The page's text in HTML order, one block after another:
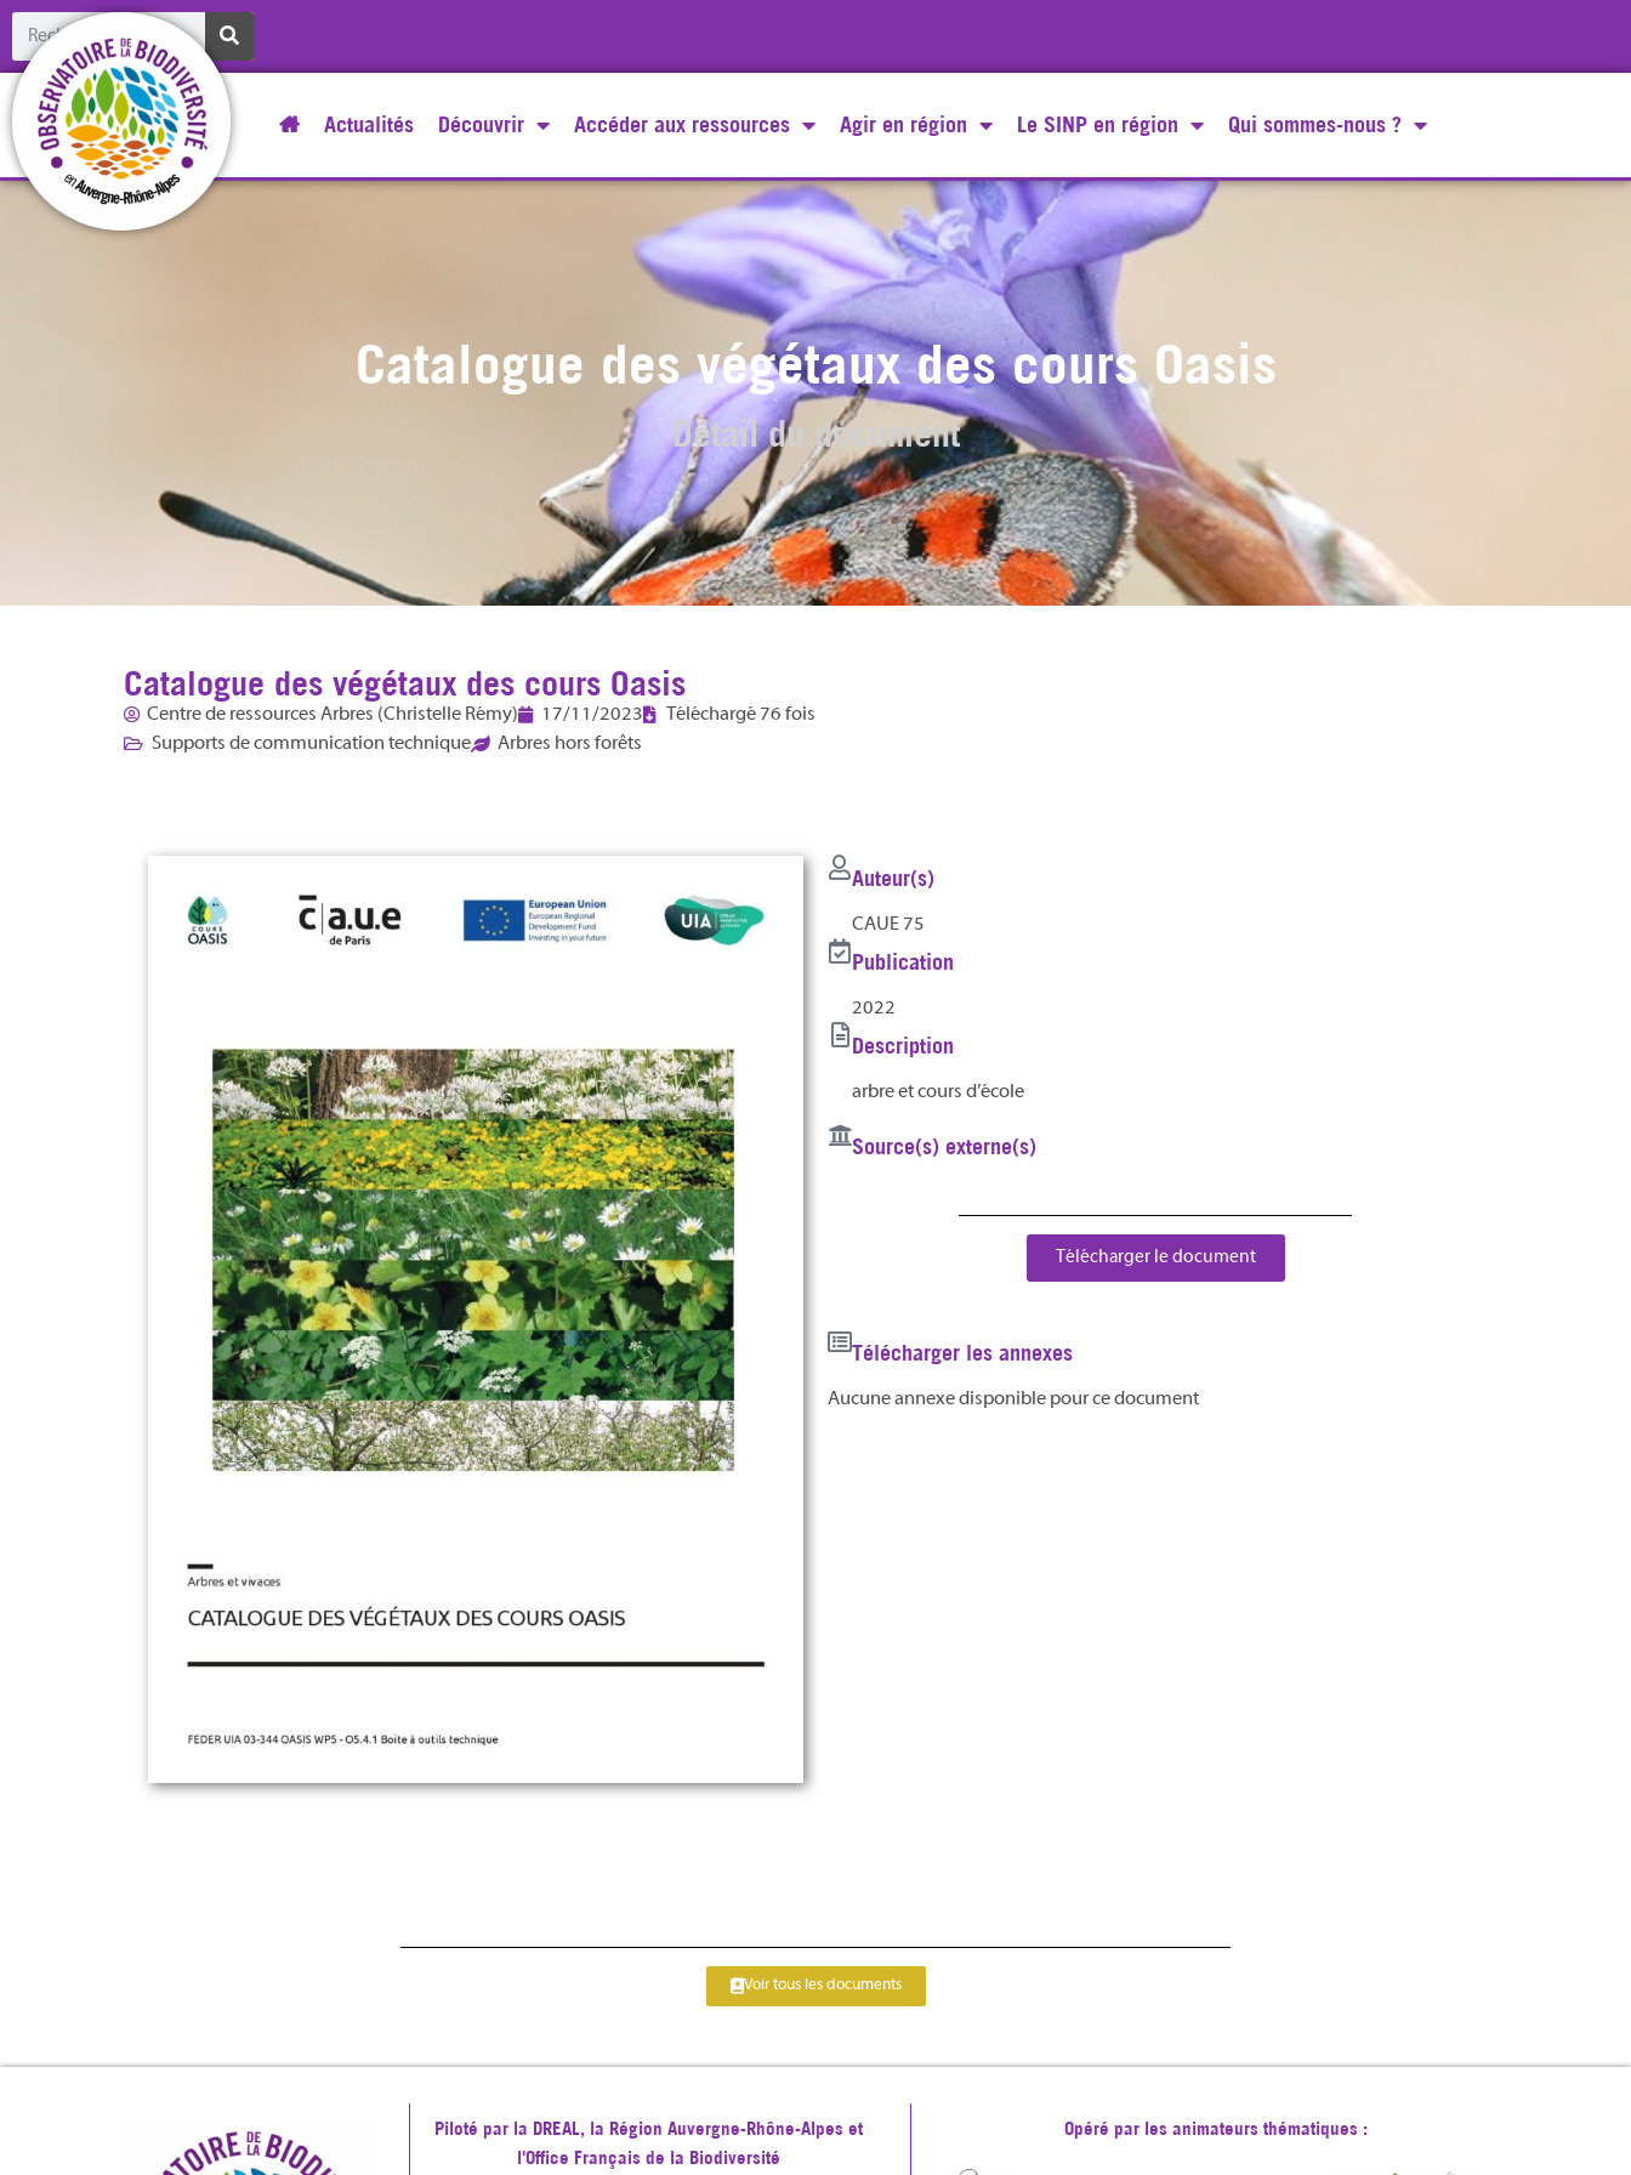
Actualités Découvrir Accéder aux ressources Agir en région Le SINP en région Qui sommes-nous ?
Catalogue des végétaux des cours Oasis
Détail du document
Catalogue des végétaux des cours Oasis
Centre de ressources Arbres (Christelle Rémy) 17/11/2023
Téléchargé 76 fois
Supports de communication technique
Arbres hors forêts
Auteur(s)
CAUE 75
Publication
2022
Description
arbre et cours d’école
Source(s) externe(s)
Télécharger le document
Télécharger les annexes
Aucune annexe disponible pour ce document
Voir tous les documents
Piloté par la DREAL, la Région Auvergne-Rhône-Alpes et
l'Office Français de la Biodiversité
Opéré par les animateurs thématiques :